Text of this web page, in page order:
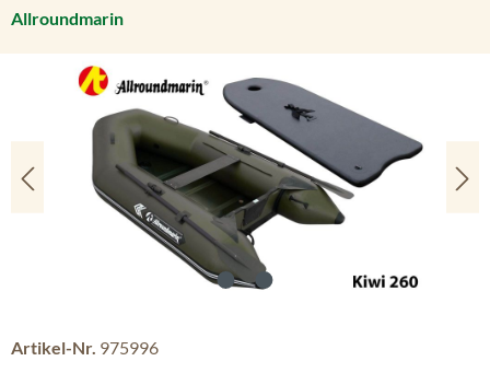
Allroundmarin
Bildergalerie überspringen
Artikel-Nr. 975996